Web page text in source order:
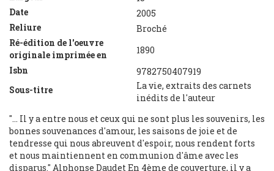
Date
2005
Reliure
Broché
Ré-édition de l'oeuvre
originale imprimée en
1890
Isbn
9782750407919
Sous-titre
La vie, extraits des carnets
inédits de l'auteur
"... Il y a entre nous et ceux qui ne sont plus les souvenirs, les
bonnes souvenances d'amour, les saisons de joie et de
tendresse qui nous abreuvent d'espoir, nous rendent forts
et nous maintiennent en communion d'âme avec les
disparus." Alphonse Daudet En 4ème de couverture, il y a